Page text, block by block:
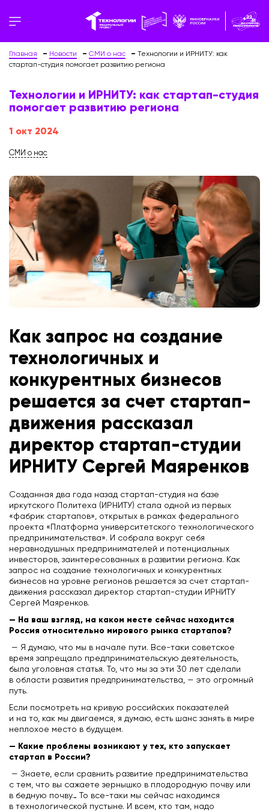
Главная Новости СМИ о нас
Технологии и ИРНИТУ: как
стартап-студия помогает развитию региона
Технологии и ИРНИТУ: как стартап-студия
помогает развитию региона
1 окт 2024
СМИ о нас
Как запрос на создание
технологичных и
конкурентных бизнесов
решается за счет стартап-
движения рассказал
директор стартап-студии
ИРНИТУ Сергей Маяренков
Созданная два года назад стартап-студия на базе
иркутского Политеха (ИРНИТУ) стала одной из первых
«фабрик стартапов», открытых в рамках федерального
проекта «Платформа университетского технологического
предпринимательства». И собрала вокруг себя
неравнодушных предпринимателей и потенциальных
инвесторов, заинтересованных в развитии региона. Как
запрос на создание технологичных и конкурентных
бизнесов на уровне регионов решается за счет стартап-
движения рассказал директор стартап-студии ИРНИТУ
Сергей Маяренков.
— На ваш взгляд, на каком месте сейчас находится
Россия относительно мирового рынка стартапов?
— Я думаю, что мы в начале пути. Все-таки советское
время запрещало предпринимательскую деятельность,
была уголовная статья. То, что мы за эти 30 лет сделали
в области развития предпринимательства, — это огромный
путь.
Если посмотреть на кривую российских показателей
и на то, как мы двигаемся, я думаю, есть шанс занять в мире
неплохое место в будущем.
— Какие проблемы возникают у тех, кто запускает
стартап в России?
— Знаете, если сравнить развитие предпринимательства
с тем, что вы сажаете зернышко в плодородную почву или
в бедную почву… То все-таки мы сейчас находимся
в технологической пустыне. И всем, кто там, надо